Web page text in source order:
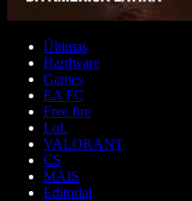
Últimas
Hardware
Games
EA FC
Free fire
LoL
VALORANT
CS
MAIS
Editorial